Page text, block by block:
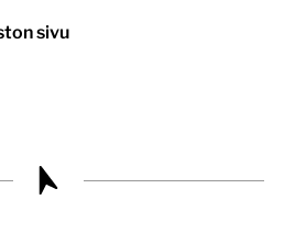
sivu